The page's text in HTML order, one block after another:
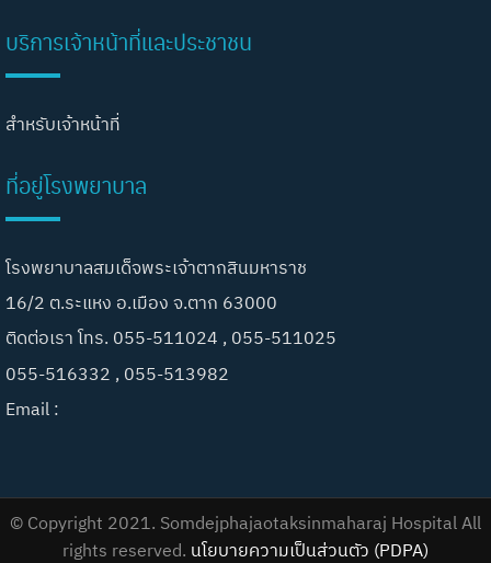
บริการเจ้าหน้าที่และประชาชน
สำหรับเจ้าหน้าที่
ที่อยู่โรงพยาบาล
โรงพยาบาลสมเด็จพระเจ้าตากสินมหาราช
16/2 ต.ระแหง อ.เมือง จ.ตาก 63000
ติดต่อเรา โทร. 055-511024 , 055-511025
055-516332 , 055-513982
Email :
© Copyright 2021. Somdejphajaotaksinmaharaj Hospital All
rights reserved. นโยบายความเป็นส่วนตัว (PDPA)